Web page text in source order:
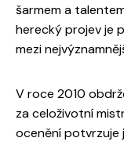
šarmem a
herecký projev je
mezi
V roce 2010
za celoživotní
ocenění potvrzuje